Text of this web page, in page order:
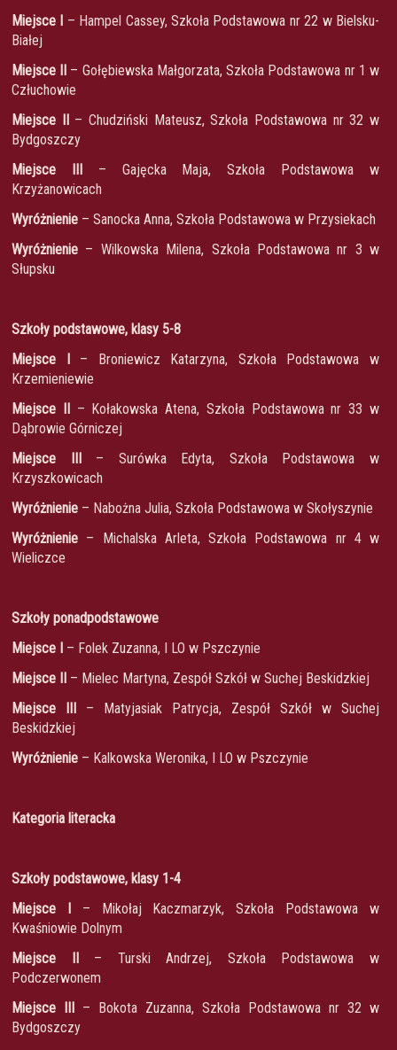
Miejsce I – Hampel Cassey, Szkoła Podstawowa nr 22 w Bielsku-
Białej
Miejsce II – Gołębiewska Małgorzata, Szkoła Podstawowa nr 1 w
Człuchowie
Miejsce II– Chudziński Mateusz, Szkoła Podstawowa nr 32 w
Bydgoszczy
Miejsce III– Gajęcka Maja, Szkoła Podstawowa w
Krzyżanowicach
Wyróżnienie – Sanocka Anna, Szkoła Podstawowa w Przysiekach
Wyróżnienie – Wilkowska Milena, Szkoła Podstawowa nr 3 w
Słupsku
Szkoły podstawowe, klasy 5-8
Miejsce I– Broniewicz Katarzyna, Szkoła Podstawowa w
Krzemieniewie
Miejsce II– Kołakowska Atena, Szkoła Podstawowa nr 33 w
Dąbrowie Górniczej
Miejsce III– Surówka Edyta, Szkoła Podstawowa w
Krzyszkowicach
Wyróżnienie – Nabożna Julia, Szkoła Podstawowa w Skołyszynie
Wyróżnienie – Michalska Arleta, Szkoła Podstawowa nr 4 w
Wieliczce
Szkoły ponadpodstawowe
Miejsce I – Folek Zuzanna, I LO w Pszczynie
Miejsce II – Mielec Martyna, Zespół Szkół w Suchej Beskidzkiej
Miejsce III – Matyjasiak Patrycja, Zespół Szkół w Suchej
Beskidzkiej
Wyróżnienie – Kalkowska Weronika, I LO w Pszczynie
Kategoria literacka
Szkoły podstawowe, klasy 1-4
Miejsce I– Mikołaj Kaczmarzyk, Szkoła Podstawowa w
Kwaśniowie Dolnym
Miejsce II– Turski Andrzej, Szkoła Podstawowa w
Podczerwonem
Miejsce III – Bokota Zuzanna, Szkoła Podstawowa nr 32 w
Bydgoszczy